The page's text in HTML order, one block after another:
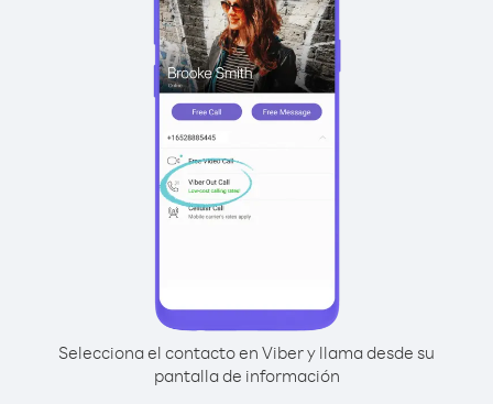
Selecciona el contacto en Viber y llama desde su
pantalla de información